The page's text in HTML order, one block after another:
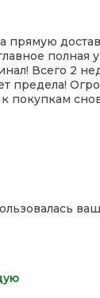
прямую
полная
Всего 2
предела!
покупкам